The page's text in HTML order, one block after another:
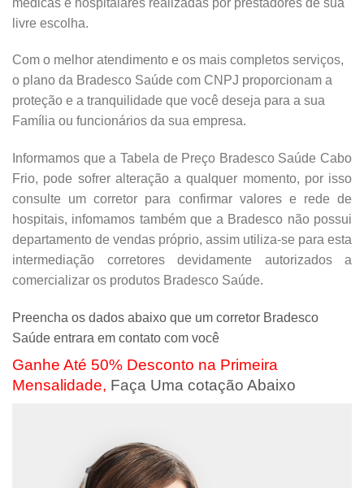
livre escolha.
Com o melhor atendimento e os mais completos serviços,
o plano da Bradesco Saúde com CNPJ proporcionam a
proteção e a tranquilidade que você deseja para a sua
Família ou funcionários da sua empresa.
Informamos que a Tabela de Preço Bradesco Saúde Cabo
Frio, pode sofrer alteração a qualquer momento, por isso
consulte um corretor para confirmar valores e rede de
hospitais, infomamos também que a Bradesco não possui
departamento de vendas próprio, assim utiliza-se para esta
intermediação corretores devidamente autorizados a
comercializar os produtos Bradesco Saúde.
Preencha os dados abaixo que um corretor Bradesco
Saúde entrara em contato com você
Ganhe Até 50% Desconto na Primeira
Mensalidade, Faça Uma cotação Abaixo